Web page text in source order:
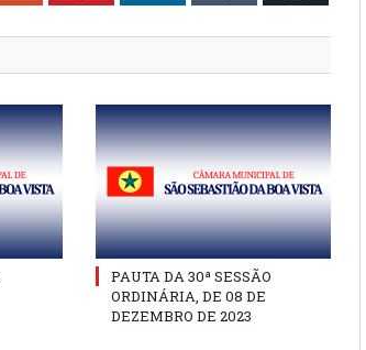
PAUTA DA 30ª SESSÃO
ORDINÁRIA, DE 08 DE
DEZEMBRO DE 2023